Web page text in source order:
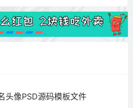
头像PSD源码模板文件